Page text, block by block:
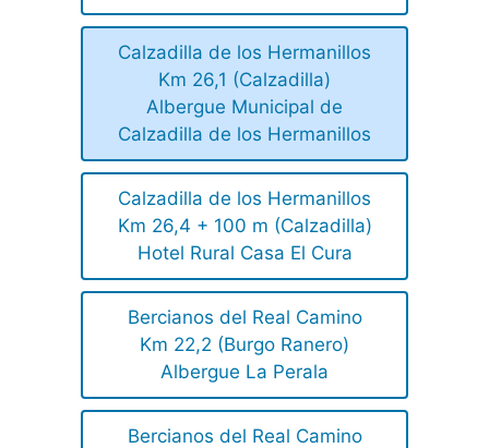
Calzadilla de los Hermanillos
Km 26,1 (Calzadilla)
Albergue Municipal de
Calzadilla de los Hermanillos
Calzadilla de los Hermanillos
Km 26,4 + 100 m (Calzadilla)
Hotel Rural Casa El Cura
Bercianos del Real Camino
Km 22,2 (Burgo Ranero)
Albergue La Perala
Bercianos del Real Camino